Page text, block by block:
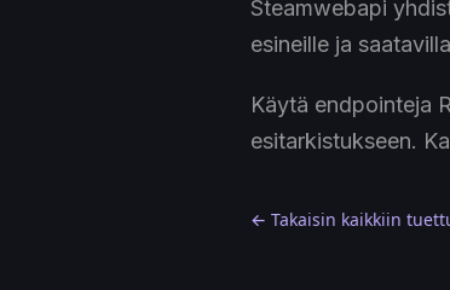
Steamwebapi
esineille ja
Käytä endpointeja
esitarkistukseen.
← Takaisin kaikkiin